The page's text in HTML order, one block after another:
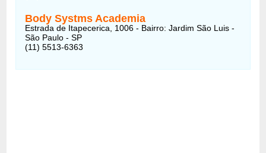
Body Systms Academia
Estrada de Itapecerica, 1006 - Bairro: Jardim São Luis -
São Paulo - SP
(11) 5513-6363